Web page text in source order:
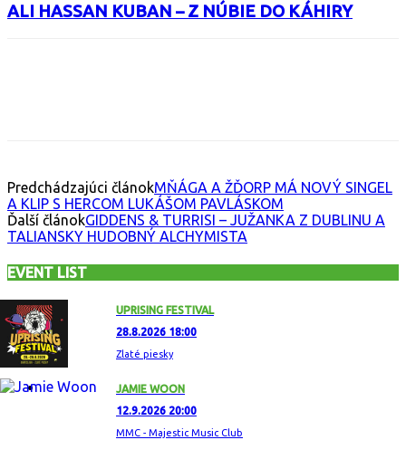
ALI HASSAN KUBAN – Z NÚBIE DO KÁHIRY
Predchádzajúci článokMŇÁGA A ŽĎORP MÁ NOVÝ SINGEL
A KLIP S HERCOM LUKÁŠOM PAVLÁSKOM
Ďalší článokGIDDENS & TURRISI – JUŽANKA Z DUBLINU A
TALIANSKY HUDOBNÝ ALCHYMISTA
EVENT LIST
UPRISING FESTIVAL
28.8.2026 18:00
Zlaté piesky
JAMIE WOON
12.9.2026 20:00
MMC - Majestic Music Club